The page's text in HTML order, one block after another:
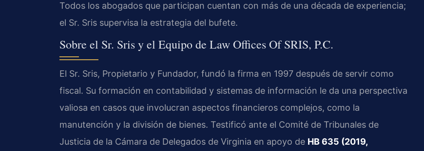
Todos los abogados que participan cuentan con más de una década de experiencia;
el Sr. Sris supervisa la estrategia del bufete.
Sobre el Sr. Sris y el Equipo de Law Offices Of SRIS, P.C.
El Sr. Sris, Propietario y Fundador, fundó la firma en 1997 después de servir como
fiscal. Su formación en contabilidad y sistemas de información le da una perspectiva
valiosa en casos que involucran aspectos financieros complejos, como la
manutención y la división de bienes. Testificó ante el Comité de Tribunales de
Justicia de la Cámara de Delegados de Virginia en apoyo de HB 635 (2019,